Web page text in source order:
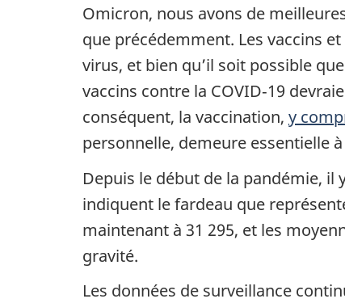
Omicron, nous avons de
que précédemment. Les vaccins
virus, et bien qu’il soit possible
vaccins contre la COVID‑19
conséquent, la vaccination, y
personnelle, demeure essentielle
Depuis le début de la pandémie, il
indiquent le fardeau que
maintenant à 31 295, et les
gravité.
Les données de surveillance